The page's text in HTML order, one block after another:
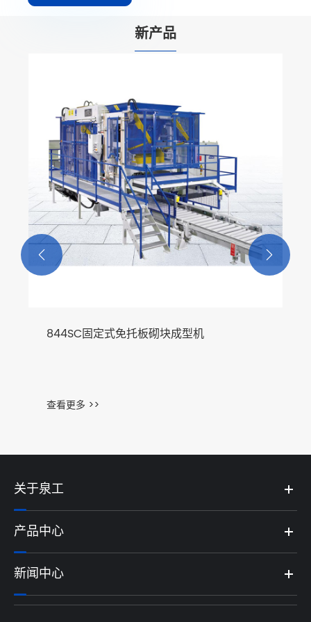
新产品
844SC固定式免托板砌块成型机
查看更多 >>
 
关于泉工
产品中心
新闻中心